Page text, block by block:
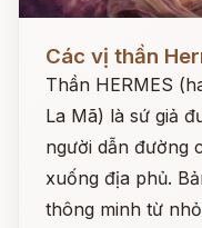
Các vị thần
Thần HERMES
La Mã) là sứ giả
người dẫn đường
xuống địa phủ.
thông minh từ